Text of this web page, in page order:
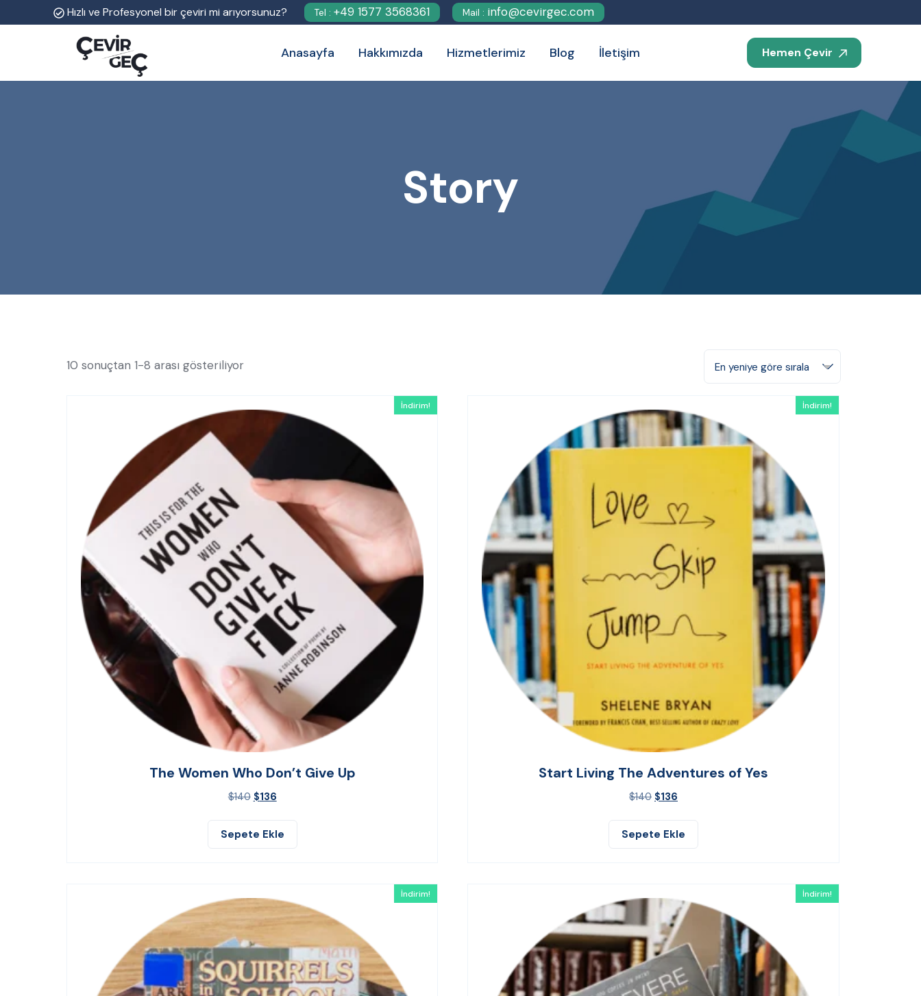
Hızlı ve Profesyonel bir çeviri mi arıyorsunuz? Tel : +49 1577 3568361 Mail : info@cevirgec.com
Anasayfa Hakkımızda Hizmetlerimiz Blog İletişim Hemen Çevir
Story
10 sonuçtan 1-8 arası gösteriliyor En yeniye göre sırala
İndirim!
The Women Who Don’t Give Up
$140 $136
Sepete Ekle
İndirim!
Start Living The Adventures of Yes
$140 $136
Sepete Ekle
İndirim! İndirim!